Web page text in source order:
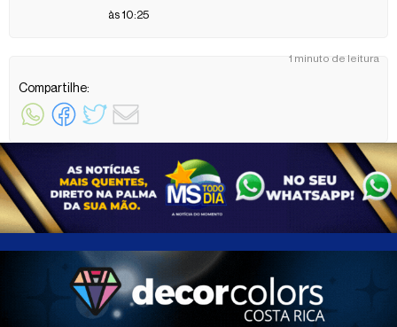
1 minuto de leitura
às 10:25
Compartilhe: